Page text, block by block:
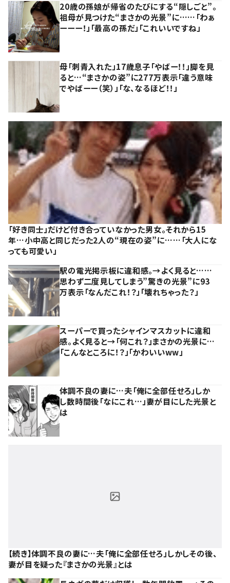
20歳の孫娘が帰省のたびにする“隠しごと”。
祖母が見つけた“まさかの光景”に……「わぁ
ーーー！」「最高の孫だ」「これいいですね」
母「刺青入れた」17歳息子「やばー！！」脚を見
ると…“まさかの姿”に277万表示「違う意味
でやばーー（笑）」「な、なるほど！！」
「好き同士」だけど付き合っていなかった男女。それから15
年…小中高と同じだった2人の“現在の姿”に……「大人にな
っても可愛い」
駅の電光掲示板に違和感。→よく見ると……
思わず二度見してしまう”驚きの光景”に93
万表示「なんだこれ！？」「壊れちゃった？」
スーパーで買ったシャインマスカットに違和
感。よく見ると→「何これ？」まさかの光景に…
「こんなところに！？」「かわいいww」
体調不良の妻に…夫「俺に全部任せろ」しか
し数時間後「なにこれ…」妻が目にした光景と
は
【続き】体調不良の妻に…夫「俺に全部任せろ」しかしその後、
妻が目を疑った『まさかの光景』とは